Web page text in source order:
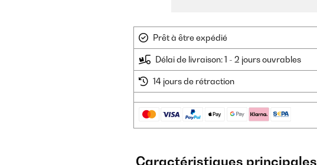
Prêt à être expédié
Délai de livraison: 1 - 2 jours ouvrables
14 jours de rétraction
Caractéristiques principales